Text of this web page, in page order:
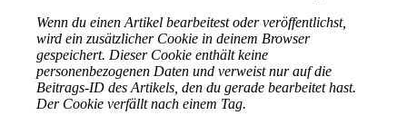
Wenn du einen Artikel bearbeitest oder veröffentlichst,
wird ein zusätzlicher Cookie in deinem Browser
gespeichert. Dieser Cookie enthält keine
personenbezogenen Daten und verweist nur auf die
Beitrags-ID des Artikels, den du gerade bearbeitet hast.
Der Cookie verfällt nach einem Tag.